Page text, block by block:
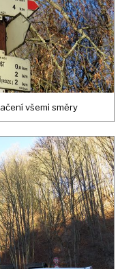
všemi směry